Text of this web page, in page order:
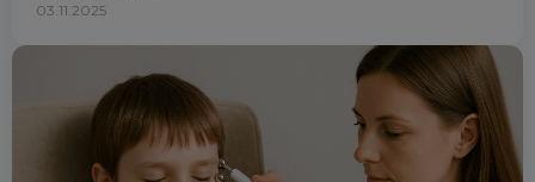
03.11.2025